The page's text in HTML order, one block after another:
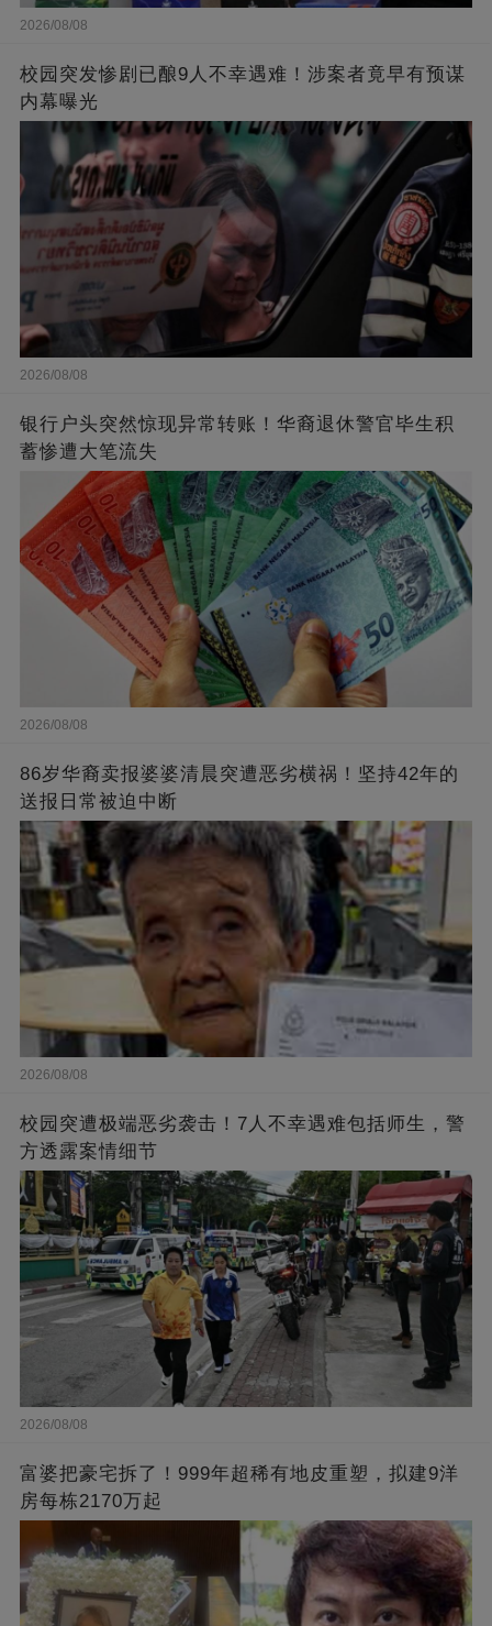
2026/08/08
校园突发惨剧已酿9人不幸遇难！涉案者竟早有预谋
内幕曝光
2026/08/08
银行户头突然惊现异常转账！华裔退休警官毕生积
蓄惨遭大笔流失
2026/08/08
86岁华裔卖报婆婆清晨突遭恶劣横祸！坚持42年的
送报日常被迫中断
2026/08/08
校园突遭极端恶劣袭击！7人不幸遇难包括师生，警
方透露案情细节
2026/08/08
富婆把豪宅拆了！999年超稀有地皮重塑，拟建9洋
房每栋2170万起